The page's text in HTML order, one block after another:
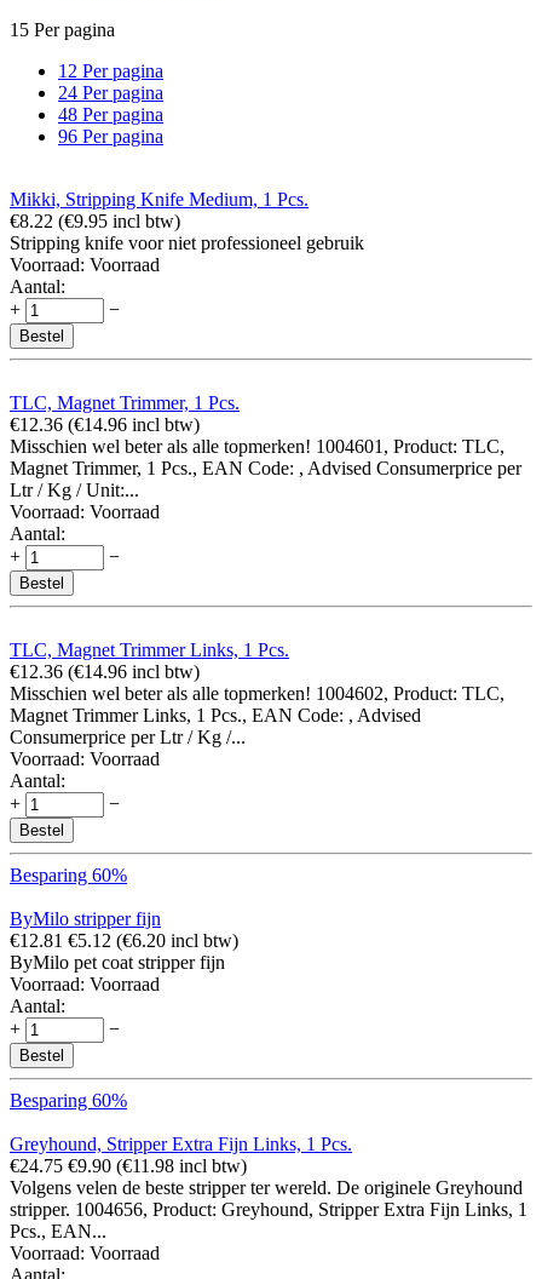
15 Per pagina
12 Per pagina
24 Per pagina
48 Per pagina
96 Per pagina
Mikki, Stripping Knife Medium, 1 Pcs.
€8.22 (€9.95 incl btw)
Stripping knife voor niet professioneel gebruik
Voorraad: Voorraad
Aantal:
+
−
Bestel
TLC, Magnet Trimmer, 1 Pcs.
€12.36 (€14.96 incl btw)
Misschien wel beter als alle topmerken! 1004601, Product: TLC,
Magnet Trimmer, 1 Pcs., EAN Code: , Advised Consumerprice per
Ltr / Kg / Unit:...
Voorraad: Voorraad
Aantal:
+
−
Bestel
TLC, Magnet Trimmer Links, 1 Pcs.
€12.36 (€14.96 incl btw)
Misschien wel beter als alle topmerken! 1004602, Product: TLC,
Magnet Trimmer Links, 1 Pcs., EAN Code: , Advised
Consumerprice per Ltr / Kg /...
Voorraad: Voorraad
Aantal:
+
−
Bestel
Besparing 60%
ByMilo stripper fijn
€12.81 €5.12 (€6.20 incl btw)
ByMilo pet coat stripper fijn
Voorraad: Voorraad
Aantal:
+
−
Bestel
Besparing 60%
Greyhound, Stripper Extra Fijn Links, 1 Pcs.
€24.75 €9.90 (€11.98 incl btw)
Volgens velen de beste stripper ter wereld. De originele Greyhound
stripper. 1004656, Product: Greyhound, Stripper Extra Fijn Links, 1
Pcs., EAN...
Voorraad: Voorraad
Aantal: